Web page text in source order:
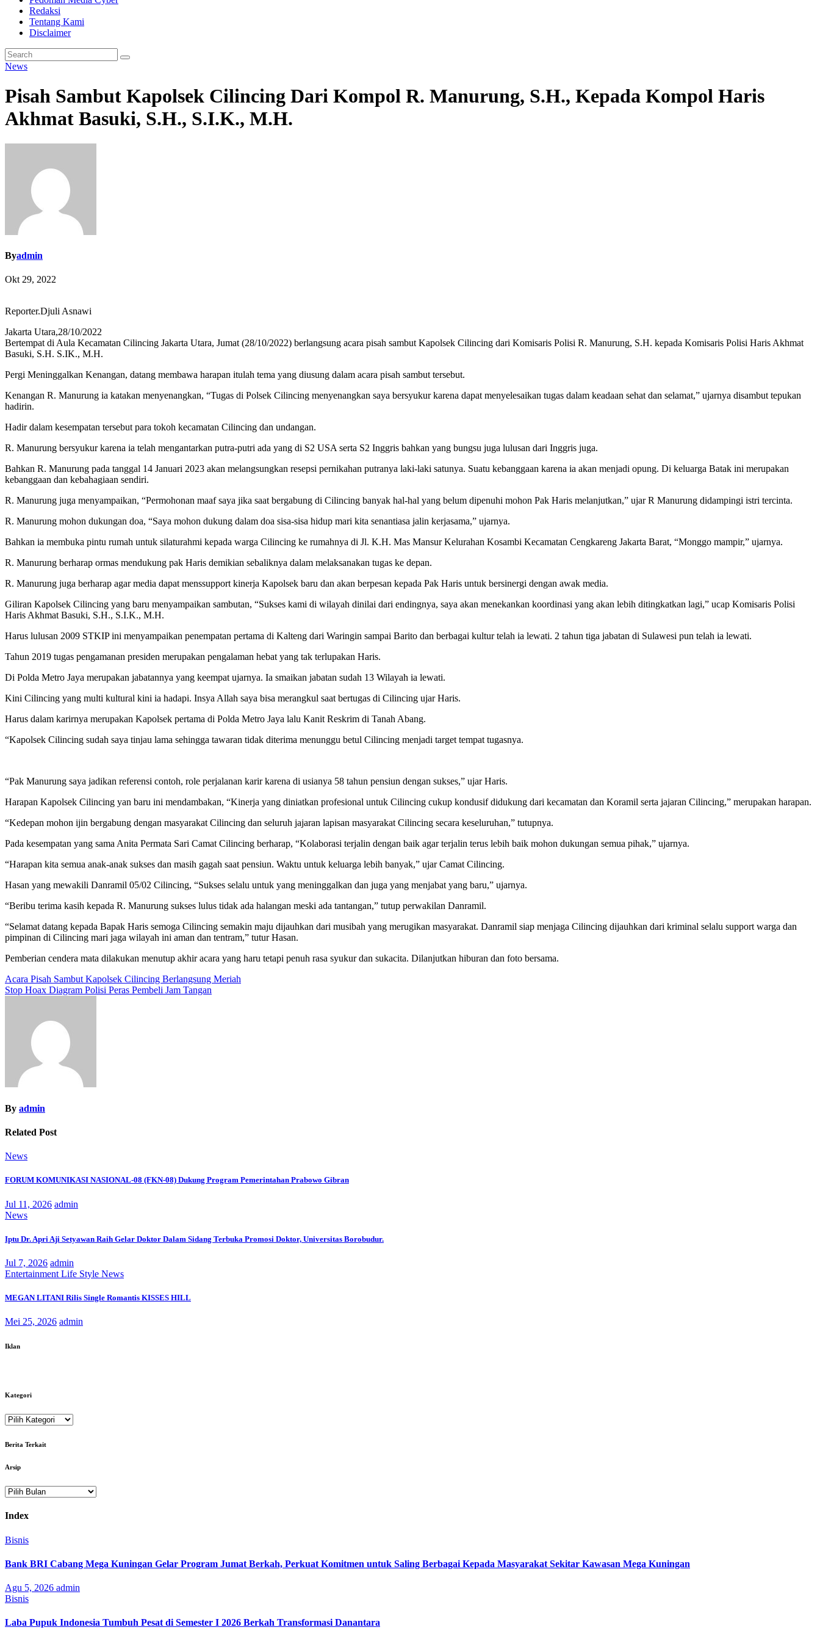
Redaksi
Tentang Kami
Disclaimer
News
Pisah Sambut Kapolsek Cilincing Dari Kompol R. Manurung, S.H., Kepada Kompol Haris
Akhmat Basuki, S.H., S.I.K., M.H.
Byadmin
Okt 29, 2022
Reporter.Djuli Asnawi
Jakarta Utara,28/10/2022
Bertempat di Aula Kecamatan Cilincing Jakarta Utara, Jumat (28/10/2022) berlangsung acara pisah sambut Kapolsek Cilincing dari Komisaris Polisi R. Manurung, S.H. kepada Komisaris Polisi Haris Akhmat
Basuki, S.H. S.IK., M.H.
Pergi Meninggalkan Kenangan, datang membawa harapan itulah tema yang diusung dalam acara pisah sambut tersebut.
Kenangan R. Manurung ia katakan menyenangkan, “Tugas di Polsek Cilincing menyenangkan saya bersyukur karena dapat menyelesaikan tugas dalam keadaan sehat dan selamat,” ujarnya disambut tepukan
hadirin.
Hadir dalam kesempatan tersebut para tokoh kecamatan Cilincing dan undangan.
R. Manurung bersyukur karena ia telah mengantarkan putra-putri ada yang di S2 USA serta S2 Inggris bahkan yang bungsu juga lulusan dari Inggris juga.
Bahkan R. Manurung pada tanggal 14 Januari 2023 akan melangsungkan resepsi pernikahan putranya laki-laki satunya. Suatu kebanggaan karena ia akan menjadi opung. Di keluarga Batak ini merupakan
kebanggaan dan kebahagiaan sendiri.
R. Manurung juga menyampaikan, “Permohonan maaf saya jika saat bergabung di Cilincing banyak hal-hal yang belum dipenuhi mohon Pak Haris melanjutkan,” ujar R Manurung didampingi istri tercinta.
R. Manurung mohon dukungan doa, “Saya mohon dukung dalam doa sisa-sisa hidup mari kita senantiasa jalin kerjasama,” ujarnya.
Bahkan ia membuka pintu rumah untuk silaturahmi kepada warga Cilincing ke rumahnya di Jl. K.H. Mas Mansur Kelurahan Kosambi Kecamatan Cengkareng Jakarta Barat, “Monggo mampir,” ujarnya.
R. Manurung berharap ormas mendukung pak Haris demikian sebaliknya dalam melaksanakan tugas ke depan.
R. Manurung juga berharap agar media dapat menssupport kinerja Kapolsek baru dan akan berpesan kepada Pak Haris untuk bersinergi dengan awak media.
Giliran Kapolsek Cilincing yang baru menyampaikan sambutan, “Sukses kami di wilayah dinilai dari endingnya, saya akan menekankan koordinasi yang akan lebih ditingkatkan lagi,” ucap Komisaris Polisi
Haris Akhmat Basuki, S.H., S.I.K., M.H.
Harus lulusan 2009 STKIP ini menyampaikan penempatan pertama di Kalteng dari Waringin sampai Barito dan berbagai kultur telah ia lewati. 2 tahun tiga jabatan di Sulawesi pun telah ia lewati.
Tahun 2019 tugas pengamanan presiden merupakan pengalaman hebat yang tak terlupakan Haris.
Di Polda Metro Jaya merupakan jabatannya yang keempat ujarnya. Ia smaikan jabatan sudah 13 Wilayah ia lewati.
Kini Cilincing yang multi kultural kini ia hadapi. Insya Allah saya bisa merangkul saat bertugas di Cilincing ujar Haris.
Harus dalam karirnya merupakan Kapolsek pertama di Polda Metro Jaya lalu Kanit Reskrim di Tanah Abang.
“Kapolsek Cilincing sudah saya tinjau lama sehingga tawaran tidak diterima menunggu betul Cilincing menjadi target tempat tugasnya.
“Pak Manurung saya jadikan referensi contoh, role perjalanan karir karena di usianya 58 tahun pensiun dengan sukses,” ujar Haris.
Harapan Kapolsek Cilincing yan baru ini mendambakan, “Kinerja yang diniatkan profesional untuk Cilincing cukup kondusif didukung dari kecamatan dan Koramil serta jajaran Cilincing,” merupakan harapan.
“Kedepan mohon ijin bergabung dengan masyarakat Cilincing dan seluruh jajaran lapisan masyarakat Cilincing secara keseluruhan,” tutupnya.
Pada kesempatan yang sama Anita Permata Sari Camat Cilincing berharap, “Kolaborasi terjalin dengan baik agar terjalin terus lebih baik mohon dukungan semua pihak,” ujarnya.
“Harapan kita semua anak-anak sukses dan masih gagah saat pensiun. Waktu untuk keluarga lebih banyak,” ujar Camat Cilincing.
Hasan yang mewakili Danramil 05/02 Cilincing, “Sukses selalu untuk yang meninggalkan dan juga yang menjabat yang baru,” ujarnya.
“Beribu terima kasih kepada R. Manurung sukses lulus tidak ada halangan meski ada tantangan,” tutup perwakilan Danramil.
“Selamat datang kepada Bapak Haris semoga Cilincing semakin maju dijauhkan dari musibah yang merugikan masyarakat. Danramil siap menjaga Cilincing dijauhkan dari kriminal selalu support warga dan
pimpinan di Cilincing mari jaga wilayah ini aman dan tentram,” tutur Hasan.
Pemberian cendera mata dilakukan menutup akhir acara yang haru tetapi penuh rasa syukur dan sukacita. Dilanjutkan hiburan dan foto bersama.
Navigasi
pos
Acara Pisah Sambut Kapolsek Cilincing Berlangsung Meriah
Stop Hoax Diagram Polisi Peras Pembeli Jam Tangan
By admin
Related Post
News
FORUM KOMUNIKASI NASIONAL-08 (FKN-08) Dukung Program Pemerintahan Prabowo Gibran
Jul 11, 2026 admin
News
Iptu Dr. Apri Aji Setyawan Raih Gelar Doktor Dalam Sidang Terbuka Promosi Doktor, Universitas Borobudur.
Jul 7, 2026 admin
Entertainment Life Style News
MEGAN LITANI Rilis Single Romantis KISSES HILL
Mei 25, 2026 admin
Iklan
Kategori
Kategori
Berita Terkait
Arsip
Arsip
Index
Bisnis
Bank BRI Cabang Mega Kuningan Gelar Program Jumat Berkah, Perkuat Komitmen untuk Saling Berbagai Kepada Masyarakat Sekitar Kawasan Mega Kuningan
Agu 5, 2026 admin
Bisnis
Laba Pupuk Indonesia Tumbuh Pesat di Semester I 2026 Berkah Transformasi Danantara